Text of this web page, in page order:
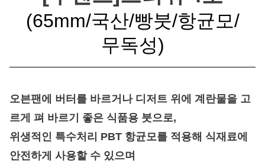
(65mm/국산/빵붓/항균모/
무독성)
오븐팬에 버터를 바르거나 디저트 위에 계란물을 고
르게 펴 바르기 좋은 식품용 붓으로,
위생적인 특수처리 PBT 항균모를 적용해 식재료에
안전하게 사용할 수 있으며